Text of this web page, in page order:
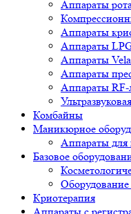
Аппараты
Аппараты
Аппараты
Аппараты
Аппараты
Аппараты RF-
Комбайны
Маникюрное
Аппараты
Базовое
Криотерапия